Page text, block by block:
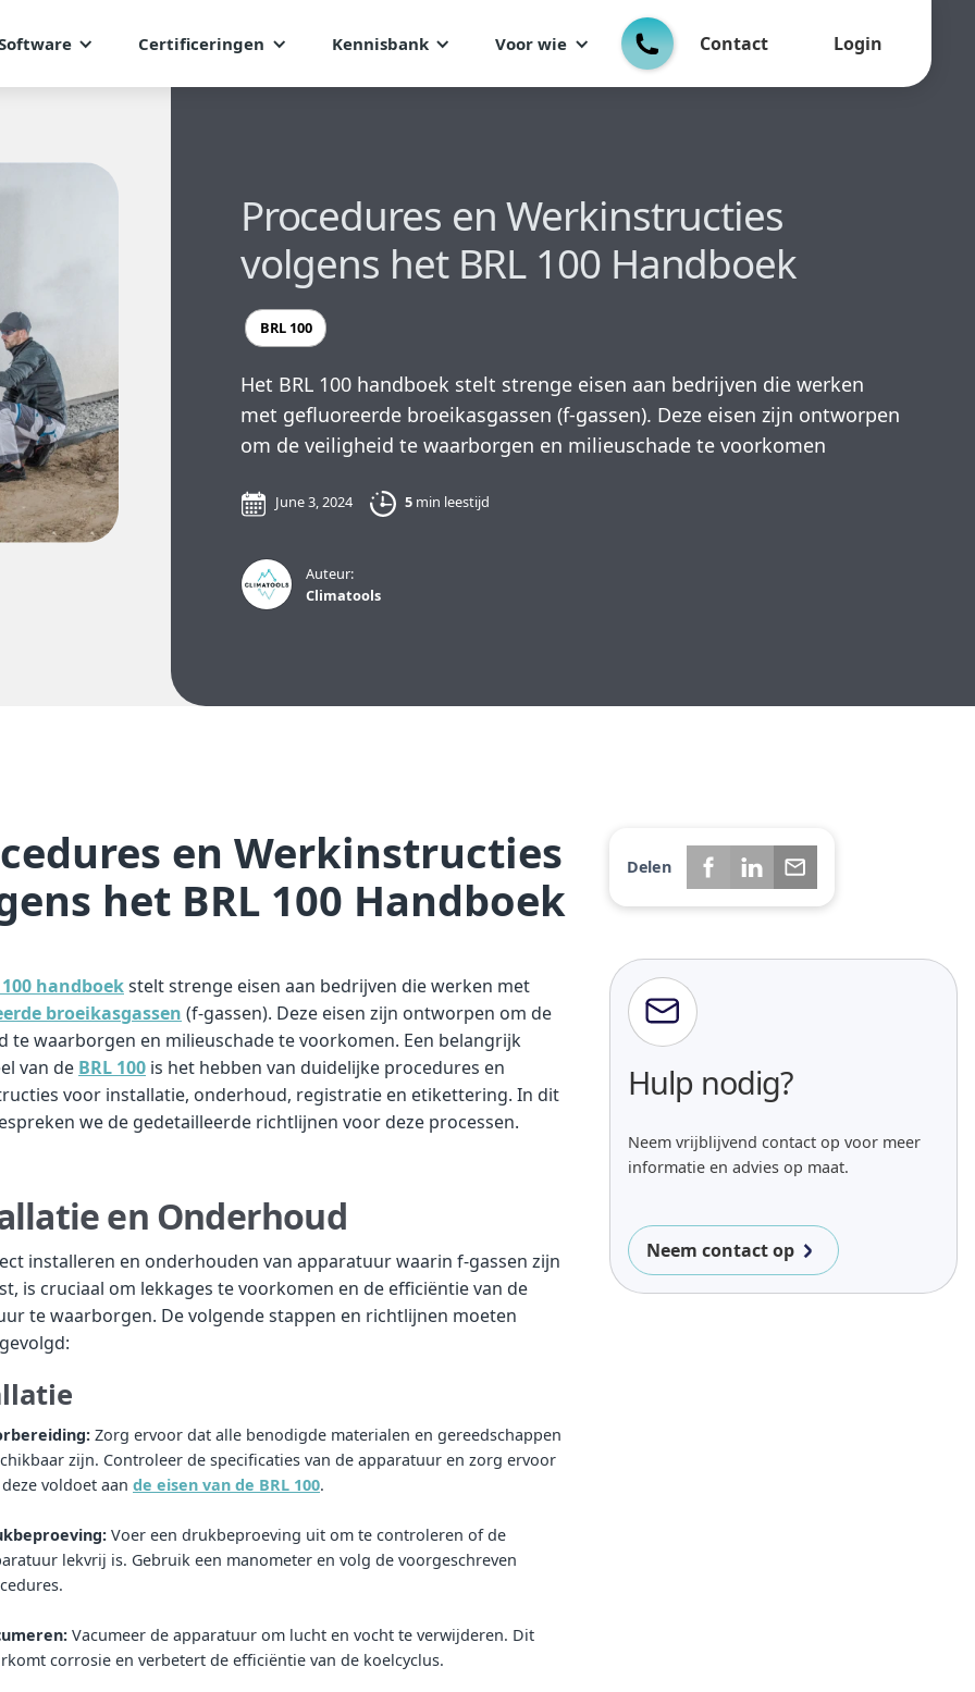
Certificeringen Kennisbank Voor wie Contact Login
Procedures en Werkinstructies
volgens het BRL 100 Handboek
BRL 100
Het BRL 100 handboek stelt strenge eisen aan bedrijven die werken
met gefluoreerde broeikasgassen (f-gassen). Deze eisen zijn ontworpen
om de veiligheid te waarborgen en milieuschade te voorkomen
June 3, 2024 5 min leestijd
Auteur:
Climatools
en Werkinstructies
het BRL 100 Handboek
100 handboekstelt strenge eisen aan bedrijven die werken met
broeikasgassen (f-gassen). Deze eisen zijn ontworpen om de
te waarborgen en milieuschade te voorkomen. Een belangrijk
van de BRL 100 is het hebben van duidelijke procedures en
voor installatie, onderhoud, registratie en etikettering. In dit
we de gedetailleerde richtlijnen voor deze processen.
en Onderhoud
installeren en onderhouden van apparatuur waarin f-gassen zijn
is cruciaal om lekkages te voorkomen en de efficiëntie van de
te waarborgen. De volgende stappen en richtlijnen moeten
Zorg ervoor dat alle benodigde materialen en gereedschappen
zijn. Controleer de specificaties van de apparatuur en zorg ervoor
voldoet aan de eisen van de BRL 100.
Voer een drukbeproeving uit om te controleren of de
lekvrij is. Gebruik een manometer en volg de voorgeschreven
Vacumeer de apparatuur om lucht en vocht te verwijderen. Dit
corrosie en verbetert de efficiëntie van de koelcyclus.
Delen
Hulp nodig?
Neem vrijblijvend contact op voor meer
informatie en advies op maat.
Neem contact op